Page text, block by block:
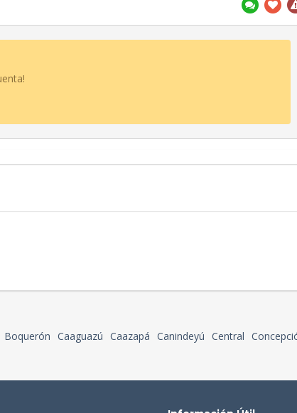
Boquerón Caaguazú Caazapá Canindeyú Central